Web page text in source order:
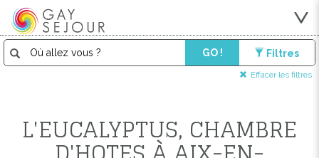
GO ! Filtres
Effacer les filtres
L'EUCALYPTUS, CHAMBRE